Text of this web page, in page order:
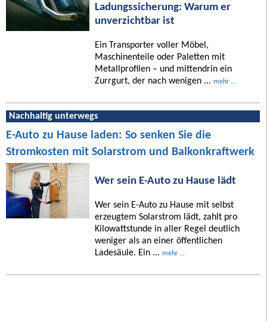
Ladungssicherung: Warum er
unverzichtbar ist
Ein Transporter voller Möbel,
Maschinenteile oder Paletten mit
Metallprofilen – und mittendrin ein
Zurrgurt, der nach wenigen ... mehr ...
Nachhaltig unterwegs
E-Auto zu Hause laden: So senken Sie die
Stromkosten mit Solarstrom und Balkonkraftwerk
Wer sein E-Auto zu Hause lädt
Wer sein E-Auto zu Hause mit selbst
erzeugtem Solarstrom lädt, zahlt pro
Kilowattstunde in aller Regel deutlich
weniger als an einer öffentlichen
Ladesäule. Ein ... mehr ...